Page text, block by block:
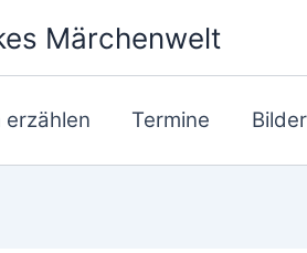
Märchenwelt
erzählen Termine Bilder